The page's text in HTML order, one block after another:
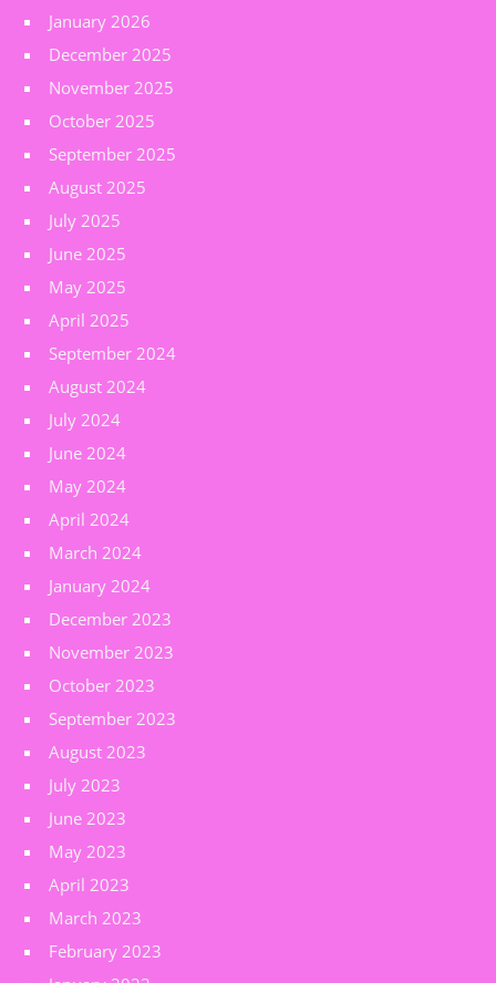
January 2026
December 2025
November 2025
October 2025
September 2025
August 2025
July 2025
June 2025
May 2025
April 2025
September 2024
August 2024
July 2024
June 2024
May 2024
April 2024
March 2024
January 2024
December 2023
November 2023
October 2023
September 2023
August 2023
July 2023
June 2023
May 2023
April 2023
March 2023
February 2023